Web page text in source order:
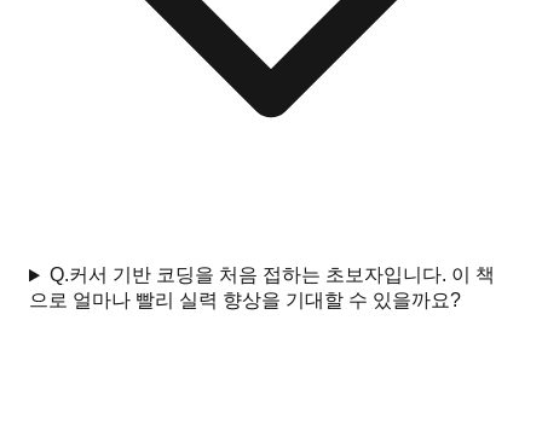
Q.커서 기반 코딩을 처음 접하는 초보자입니다. 이 책
으로 얼마나 빨리 실력 향상을 기대할 수 있을까요?